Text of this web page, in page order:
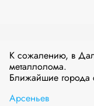
К сожалению, в
металлолома.
Ближайшие города
Арсеньев